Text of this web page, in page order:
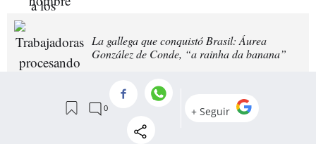
La gallega que conquistó Brasil: Áurea
González de Conde, “a rainha da banana”
Iván Fernández Amil escribe cada semana